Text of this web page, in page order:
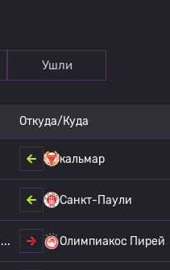
Ушли
Откуда/Куда
кальмар
Санкт-Паули
Олимпиакос Пирей